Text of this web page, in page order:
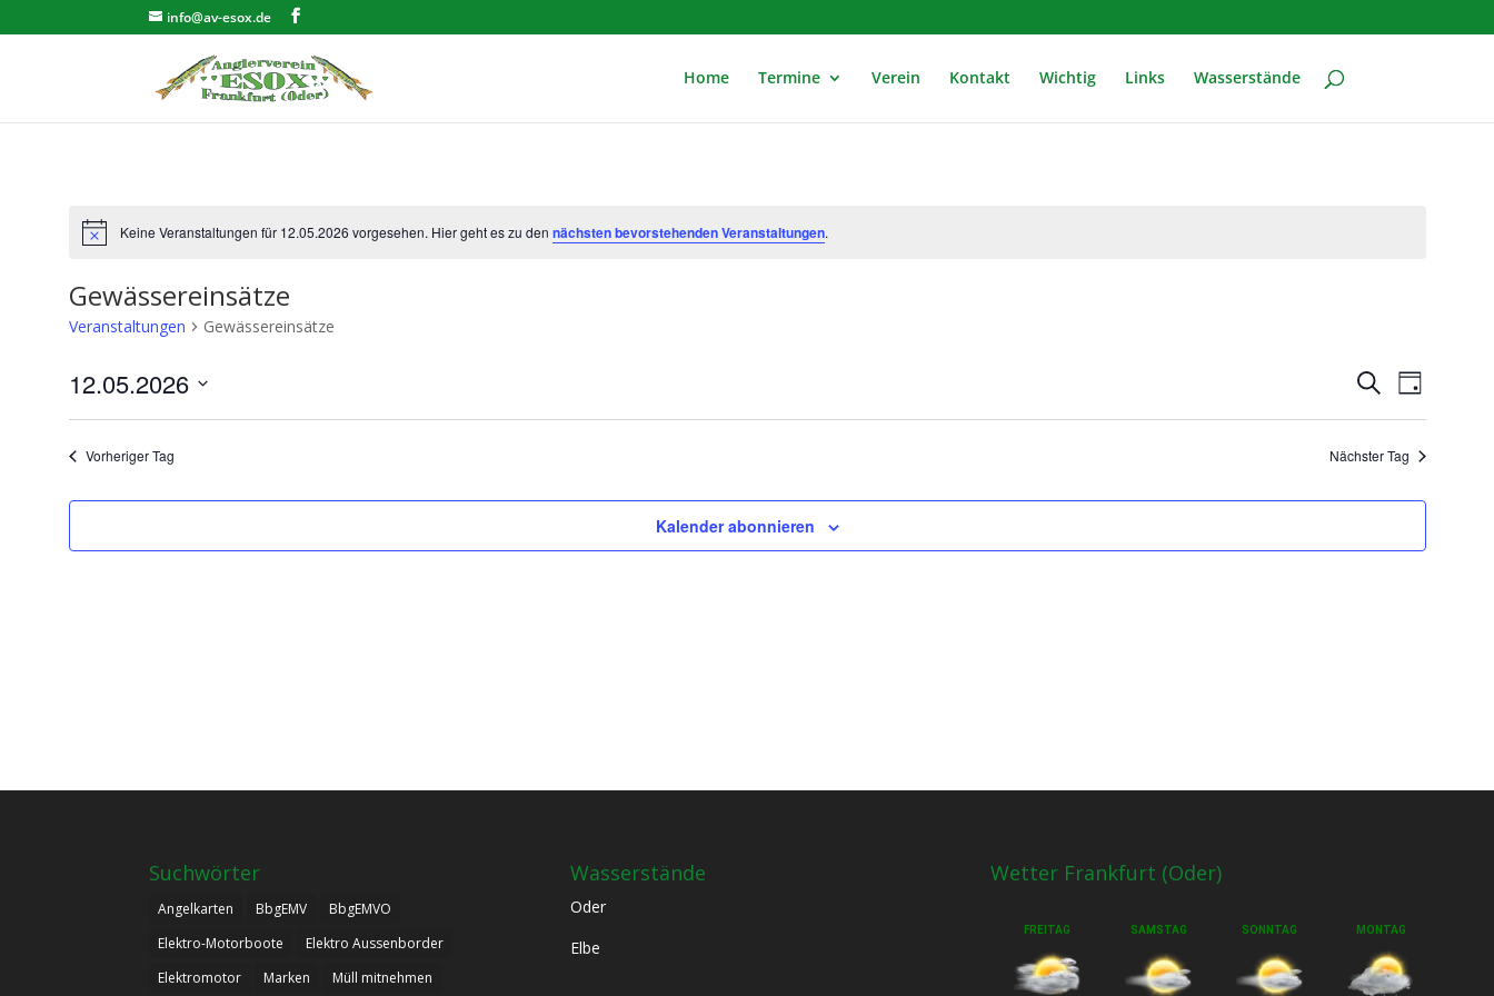
info@av-esox.de
Home Termine Verein Kontakt Wichtig Links Wasserstände
HinweisKeine Veranstaltungen für 12.05.2026 vorgesehen. Hier geht es zu den nächsten bevorstehenden Veranstaltungen.
Gewässereinsätze
Veranstaltungen Gewässereinsätze
Suche
Ansichten,
SucheTag
12.05.2026
Vorheriger Tag Nächster Tag
Kalender abonnieren
Suchwörter
Angelkarten BbgEMV
BbgEMVO
Elektro-Motorboote
Elektro Aussenborder
Elektromotor
Marken Müll mitnehmen
Wasserstände
Oder
Elbe
Wetter Frankfurt (Oder)